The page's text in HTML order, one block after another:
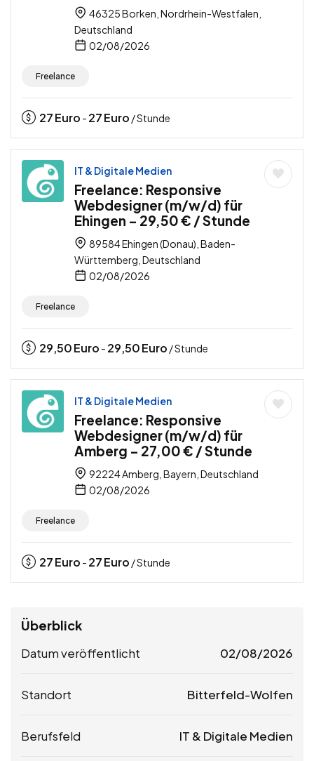
46325 Borken, Nordrhein-Westfalen,
Deutschland
02/08/2026
Freelance
27Euro - 27Euro / Stunde
IT & Digitale Medien
Freelance: Responsive
Webdesigner (m/w/d) für
Ehingen – 29,50 € / Stunde
89584 Ehingen (Donau), Baden-
Württemberg, Deutschland
02/08/2026
Freelance
29,50Euro - 29,50Euro / Stunde
IT & Digitale Medien
Freelance: Responsive
Webdesigner (m/w/d) für
Amberg – 27,00 € / Stunde
92224 Amberg, Bayern, Deutschland
02/08/2026
Freelance
27Euro - 27Euro / Stunde
Überblick
Datum veröffentlicht 02/08/2026
Standort Bitterfeld-Wolfen
Berufsfeld IT & Digitale Medien